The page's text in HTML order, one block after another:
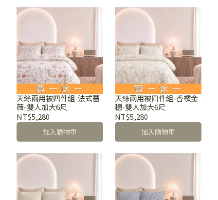
天絲兩用被四件組-法式薔
薇-雙人加大6尺
NT$5,280
加入購物車
天絲兩用被四件組-香檳金
穗-雙人加大6尺
NT$5,280
加入購物車